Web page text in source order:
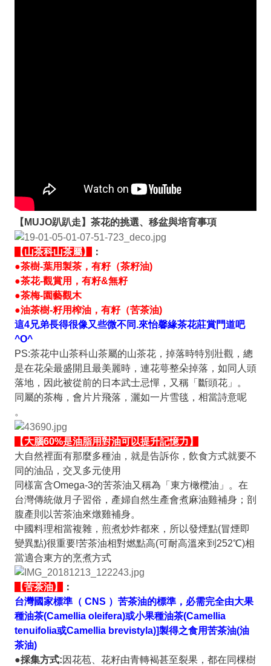
【MUJO趴趴走】茶花的挑選、移盆與培育事項
【山茶科山茶屬】
：
●茶樹-葉用製茶，有籽（茶籽油)
●茶花-觀賞用，有籽&無籽
●茶梅-園藝觀木
●油茶樹-籽用榨油，有籽（苦茶油)
這4兄弟長得很像又些微不同.來怡馨緣茶花莊賞門道吧
^O^
PS:茶花中山茶科山茶屬的山茶花，掉落時特別壯觀，總
是在花朵最盛開且最美麗時，連花萼整朵掉落，如同人頭
落地，因此被從前的日本武士忌憚，又稱「斷頭花」。
同屬的茶梅，會片片飛落，灑如一片雪毯，相當詩意呢
。
【大腦60%是油脂用對油可以提升記憶力】
大自然裡面有那麼多種油，就是告訴你，飲食方式就要不
同的油品，交叉多元使用
同樣富含Omega-3的苦茶油又稱為「東方橄欖油」。在
台灣傳統做月子習俗，產婦自然生產會煮麻油雞補身；剖
腹產則以苦茶油來燉雞補身。
中國料理相當複雜，煎煮炒炸都來，所以發煙點(冒煙即
變異點)很重要!苦茶油相對燃點高(可耐高溫來到 252℃)相
當適合東方的烹煮方式
【苦茶油】
：
台灣國家標準（ CNS ）苦茶油的標準，必需完全由大果
種油茶(Camellia oleifera)或小果種油茶(Camellia
tenuifolia或Camellia brevistyla)]製得之食用苦茶油(油
茶油)
●採集方式:因花苞、花籽由青轉褐甚至裂果，都在同棵樹